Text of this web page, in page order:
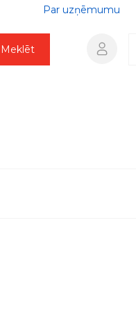
Par uzņēmumu
Meklēt